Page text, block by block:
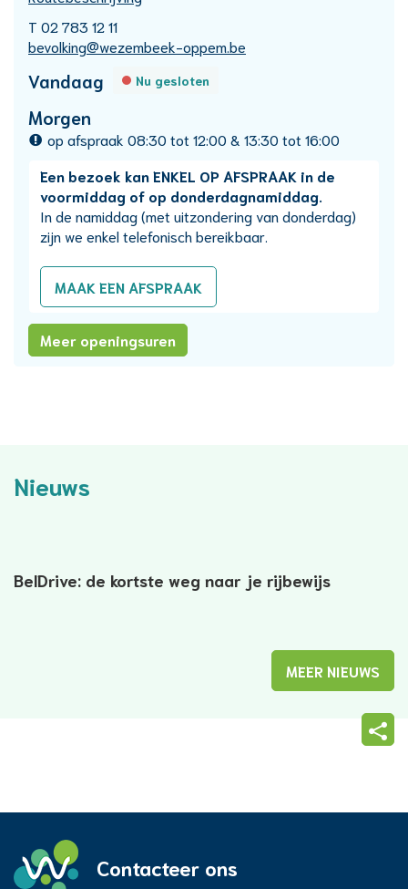
T 02 783 12 11
E-
bevolking@wezembeek-oppem.be
Openingsuren
Vandaag Nu gesloten
Morgen
op afspraak 08:30 tot 12:00 & 13:30 tot 16:00
Een bezoek kan ENKEL OP AFSPRAAK in de
voormiddag of op donderdagnamiddag.
In de namiddag (met uitzondering van donderdag)
zijn we enkel telefonisch bereikbaar.
MAAK EEN AFSPRAAK
Meer openingsurenAfdeling
burgerzaken
Nieuws
BelDrive: de kortste weg naar je rijbewijs
MEER NIEUWS
Contacteer ons